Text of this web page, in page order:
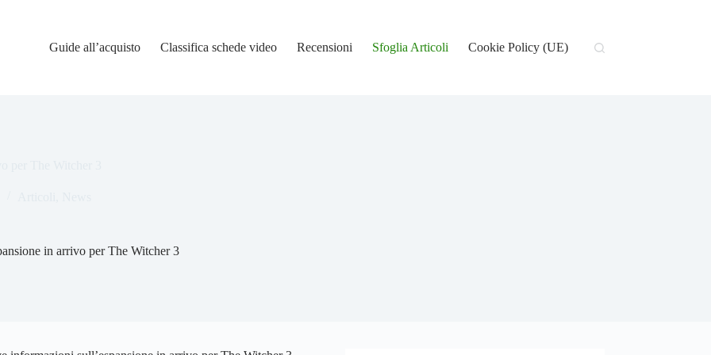
Guide all’acquisto
Classifica schede video Recensioni Sfoglia Articoli Cookie Policy (UE)
in arrivo per The Witcher 3